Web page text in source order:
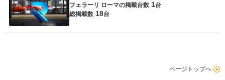
フェラーリ ローマの掲載台数 1台
総掲載数 18台
ページトップへ